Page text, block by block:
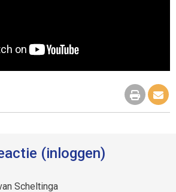
(inloggen)
Scheltinga